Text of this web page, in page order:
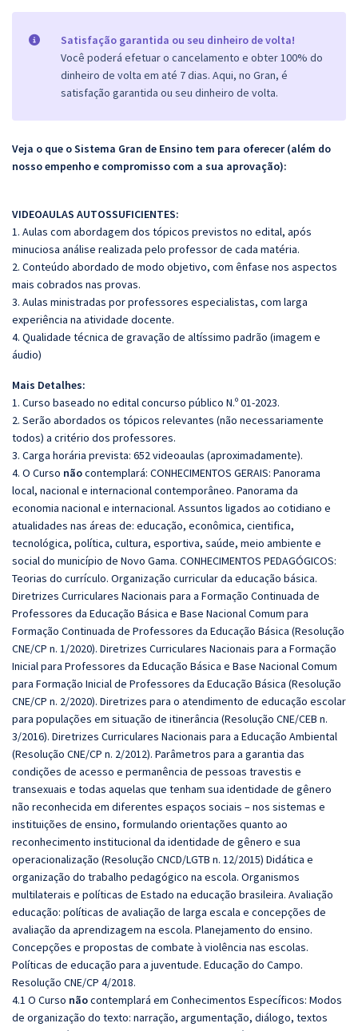
Satisfação garantida ou seu dinheiro de volta!
Você poderá efetuar o cancelamento e obter 100% do
dinheiro de volta em até 7 dias. Aqui, no Gran, é
satisfação garantida ou seu dinheiro de volta.
Veja o que o Sistema Gran de Ensino tem para oferecer (além do
nosso empenho e compromisso com a sua aprovação):
VIDEOAULAS AUTOSSUFICIENTES:
1. Aulas com abordagem dos tópicos previstos no edital, após
minuciosa análise realizada pelo professor de cada matéria.
2. Conteúdo abordado de modo objetivo, com ênfase nos aspectos
mais cobrados nas provas.
3. Aulas ministradas por professores especialistas, com larga
experiência na atividade docente.
4. Qualidade técnica de gravação de altíssimo padrão (imagem e
áudio)
Mais Detalhes:
1. Curso baseado no edital concurso público N.º 01-2023.
2. Serão abordados os tópicos relevantes (não necessariamente
todos) a critério dos professores.
3. Carga horária prevista: 652 videoaulas (aproximadamente).
4. O Curso nãocontemplará: CONHECIMENTOS GERAIS: Panorama
local, nacional e internacional contemporâneo. Panorama da
economia nacional e internacional. Assuntos ligados ao cotidiano e
atualidades nas áreas de: educação, econômica, cientifica,
tecnológica, política, cultura, esportiva, saúde, meio ambiente e
social do município de Novo Gama. CONHECIMENTOS PEDAGÓGICOS:
Teorias do currículo. Organização curricular da educação básica.
Diretrizes Curriculares Nacionais para a Formação Continuada de
Professores da Educação Básica e Base Nacional Comum para
Formação Continuada de Professores da Educação Básica (Resolução
CNE/CP n. 1/2020). Diretrizes Curriculares Nacionais para a Formação
Inicial para Professores da Educação Básica e Base Nacional Comum
para Formação Inicial de Professores da Educação Básica (Resolução
CNE/CP n. 2/2020). Diretrizes para o atendimento de educação escolar
para populações em situação de itinerância (Resolução CNE/CEB n.
3/2016). Diretrizes Curriculares Nacionais para a Educação Ambiental
(Resolução CNE/CP n. 2/2012). Parâmetros para a garantia das
condições de acesso e permanência de pessoas travestis e
transexuais e todas aquelas que tenham sua identidade de gênero
não reconhecida em diferentes espaços sociais – nos sistemas e
instituições de ensino, formulando orientações quanto ao
reconhecimento institucional da identidade de gênero e sua
operacionalização (Resolução CNCD/LGTB n. 12/2015) Didática e
organização do trabalho pedagógico na escola. Organismos
multilaterais e políticas de Estado na educação brasileira. Avaliação
educação: políticas de avaliação de larga escala e concepções de
avaliação da aprendizagem na escola. Planejamento do ensino.
Concepções e propostas de combate à violência nas escolas.
Políticas de educação para a juventude. Educação do Campo.
Resolução CNE/CP 4/2018.
4.1 O Curso nãocontemplará em Conhecimentos Específicos: Modos
de organização do texto: narração, argumentação, diálogo, textos